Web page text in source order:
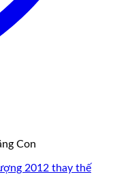
Con
2012 thay thế